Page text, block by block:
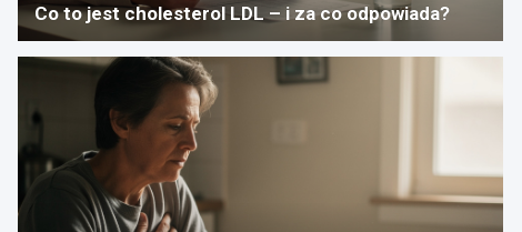
Co to jest cholesterol LDL – i za co odpowiada?